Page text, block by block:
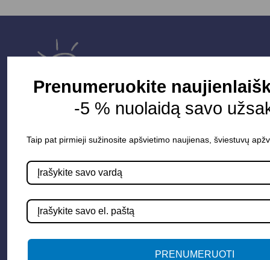
Parduotuvė
Elektros instaliacija
Prenumeruokite
-5 % nuolaidą savo
Taip pat pirmieji sužinosite apšvietimo naujienas, šviestuvų
PRENUMERUOTI